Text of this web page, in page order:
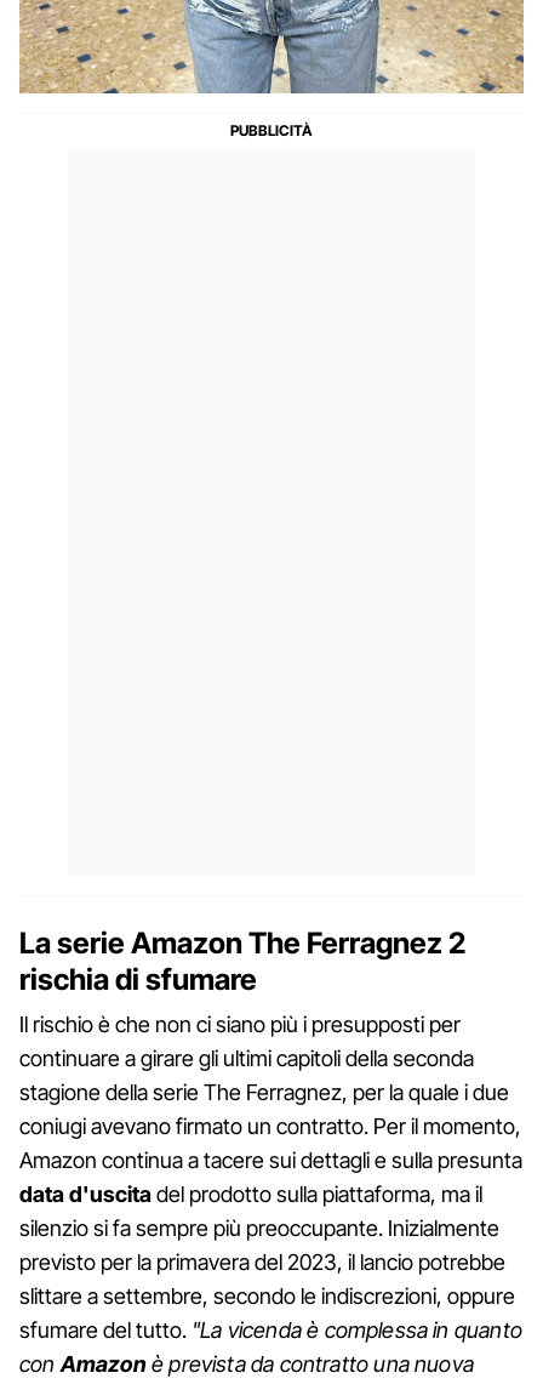
La serie Amazon The Ferragnez 2
rischia di sfumare
Il rischio è che non ci siano più i presupposti per
continuare a girare gli ultimi capitoli della seconda
stagione della serie The Ferragnez, per la quale i due
coniugi avevano firmato un contratto. Per il momento,
Amazon continua a tacere sui dettagli e sulla presunta
data d'uscitadel prodotto sulla piattaforma, ma il
silenzio si fa sempre più preoccupante. Inizialmente
previsto per la primavera del 2023, il lancio potrebbe
slittare a settembre, secondo le indiscrezioni, oppure
sfumare del tutto. "La vicenda è complessa in quanto
con Amazon è prevista da contratto una nuova